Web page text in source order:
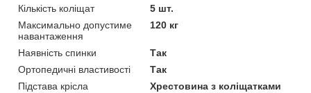
Кількість коліщат
5 шт.
Максимально допустиме
навантаження
120 кг
Наявність спинки
Так
Ортопедичні властивості
Так
Підстава крісла
Хрестовина з коліщатками